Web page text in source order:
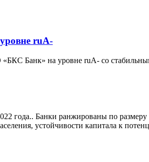
ruA-
«БКС Банк» на уровне ruА- со
года.. Банки ранжированы по
устойчивости капитала к